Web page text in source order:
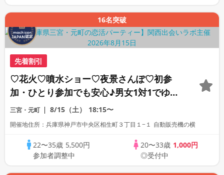
16名突破
先着割引
♡花火♡噴水ショー♡夜景さんぽ♡初参
加・ひとり参加でも安心♪男女1対1でゆっ
くり話せる♪
三宮・元町 8/15（土） 18:15〜
開催地住所：兵庫県神戸市中央区相生町３丁目１−１ 自動販売機の横
22〜35歳 5,500円
参加者調整中
20〜33歳 1,000円
◎受付中